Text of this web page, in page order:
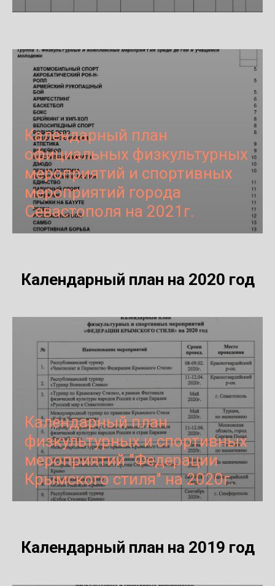
Календарный план
официальных физкультурных
мероприятий и спортивных
мероприятий города
Севастополя на 2021г.
Календарный план на 2020 год
Календарный план
физкультурных и спортивных
мероприятий "Федерации
Крымского стиля" на 2020г.
Календарный план на 2019 год